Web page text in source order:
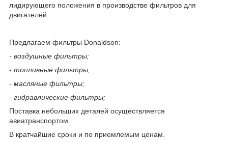
лидирующего положения в производстве фильтров для
двигателей.
Предлагаем фильтры Donaldson:
- воздушные фильтры;
- топливные фильтры;
- масляные фильтры;
- гидравлические фильтры;
Поставка небольших деталей осуществляется
авиатранспортом.
В кратчайшие сроки и по приемлемым ценам.